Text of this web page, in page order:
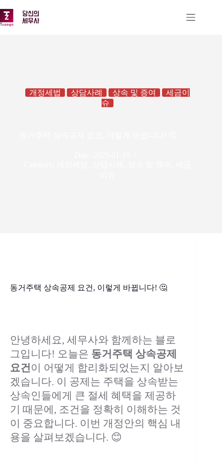
문
으
개정세법
상담사례 상속 및 증여
세금이
슈
동거주택 상속공제 요건, 이렇게 바뀝니다! 🤔
안녕하세요, 세무사와 함께하는 블로
그입니다! 오늘은 동거주택 상속공제
요건이 어떻게 합리화되었는지 알아보
겠습니다. 이 공제는 주택을 상속받는
상속인들에게 큰 절세 혜택을 제공하
기 때문에, 조건을 정확히 이해하는 것
이 중요합니다. 이번 개정안의 핵심 내
용을 살펴보겠습니다. 😊